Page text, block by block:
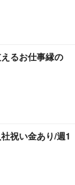
るお仕事縁の
祝い金あり/週1